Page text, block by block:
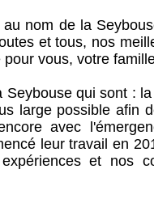
au nom de la
et tous, nos
vous, votre
Seybouse qui sont :
large possible afin
avec
leur travail en
et nos